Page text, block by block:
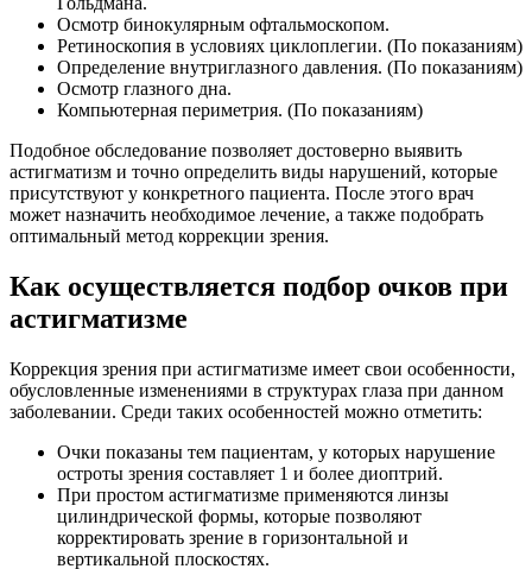
Осмотр бинокулярным офтальмоскопом.
Ретиноскопия в условиях циклоплегии. (По показаниям)
Определение внутриглазного давления. (По показаниям)
Осмотр глазного дна.
Компьютерная периметрия. (По показаниям)
Подобное обследование позволяет достоверно выявить
астигматизм и точно определить виды нарушений, которые
присутствуют у конкретного пациента. После этого врач
может назначить необходимое лечение, а также подобрать
оптимальный метод коррекции зрения.
Как осуществляется подбор очков при
астигматизме
Коррекция зрения при астигматизме имеет свои особенности,
обусловленные изменениями в структурах глаза при данном
заболевании. Среди таких особенностей можно отметить:
Очки показаны тем пациентам, у которых нарушение
остроты зрения составляет 1 и более диоптрий.
При простом астигматизме применяются линзы
цилиндрической формы, которые позволяют
корректировать зрение в горизонтальной и
вертикальной плоскостях.